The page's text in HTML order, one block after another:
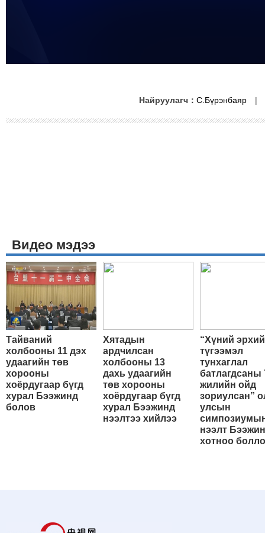
Найруулагч： С.Бүрэнбаяр |
Видео мэдээ
Тайваний
холбооны 11 дэх
удаагийн төв
хорооны
хоёрдугаар бүгд
хурал Бээжинд
болов
Хятадын
ардчилсан
холбооны 13
дахь удаагийн
төв хорооны
хоёрдугаар бүгд
хурал Бээжинд
нээлтээ хийлээ
“Хүний
түгээмэл
тунхаглал
батлагдсаны
жилийн ойд
зориулсан”
улсын
нээлт Бээжин
хотноо